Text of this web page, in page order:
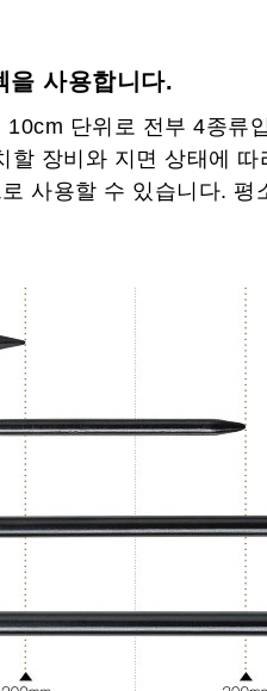
을 사용합니다.
단위로 전부 4종류
장비와 지면 상태에
사용할 수 있습니다.